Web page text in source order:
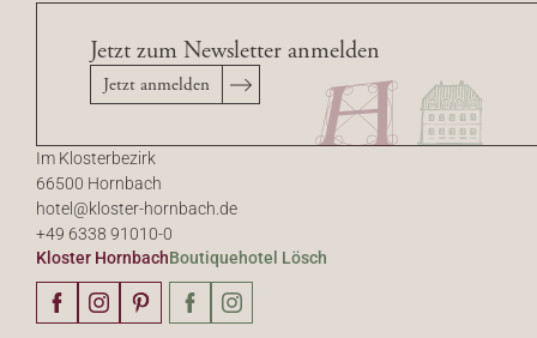
Im Klosterbezirk
66500 Hornbach
hotel@kloster-hornbach.de
+49 6338 91010-0
Kloster HornbachBoutiquehotel Lösch
Jetzt zum Newsletter anmelden
Jetzt anmelden